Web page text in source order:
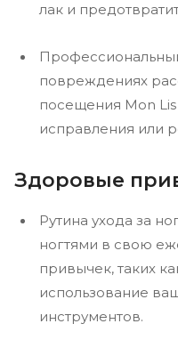
лак и
повреждениях
посещения Mon
исправления или
Здоровые
Рутина ухода за
ногтями в свою
привычек, таких
использование
инструментов.